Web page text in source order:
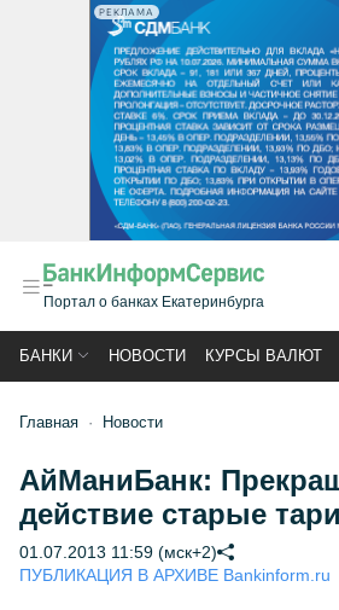
РЕКЛАМА
Портал о банках Екатеринбурга
БАНКИ НОВОСТИ КУРСЫ ВАЛЮТ
Главная Новости
АйМаниБанк:
действие старые
01.07.2013 11:59 (мск+2)
ПУБЛИКАЦИЯ В АРХИВЕ Bankinform.ru